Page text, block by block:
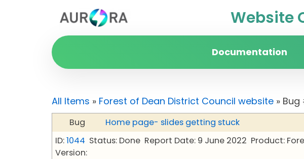
Website
Documentation
All Items » Forest of Dean District Council website »
Bug
Home page- slides getting stuck
ID:1044 Status: Done Report Date: 9 June 2022 Product:
Version: